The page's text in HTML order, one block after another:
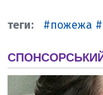
пожежа